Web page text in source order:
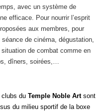
avec un système de
efficace. Pour nourrir l’esprit
aux membres, pour
de cinéma, dégustation,
de combat comme en
dîners, soirées,…
du Temple Noble Art sont
du milieu sportif de la boxe